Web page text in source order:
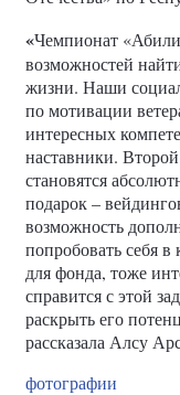
«Чемпионат
возможностей
жизни. Наши
по мотивации
интересных
наставники.
становятся
подарок –
возможность
попробовать себя в
для фонда, тоже
справится с этой
раскрыть его
рассказала Алсу
фотографии